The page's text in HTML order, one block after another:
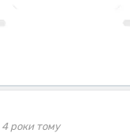
4 роки тому